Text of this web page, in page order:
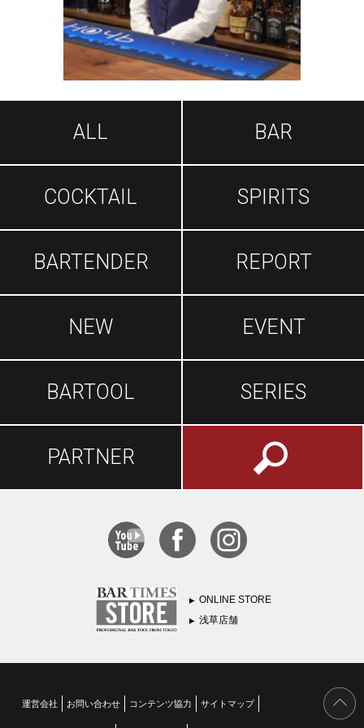
ALL BAR
COCKTAIL SPIRITS
BARTENDER REPORT
NEW EVENT
BARTOOL SERIES
PARTNER
ONLINE STORE
浅草店舗
運営会社 お問い合わせ コンテンツ協力 サイトマップ